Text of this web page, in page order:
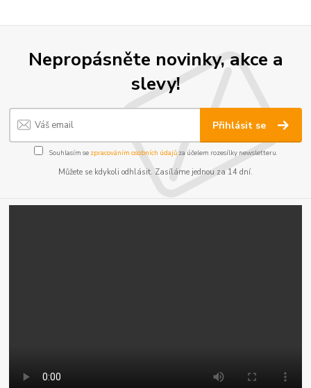
Nepropásněte novinky, akce a
slevy!
Přihlásit se
Souhlasím se zpracováním osobních údajůza účelem rozesílky newsletteru.
Můžete se kdykoli odhlásit. Zasíláme jednou za 14 dní.